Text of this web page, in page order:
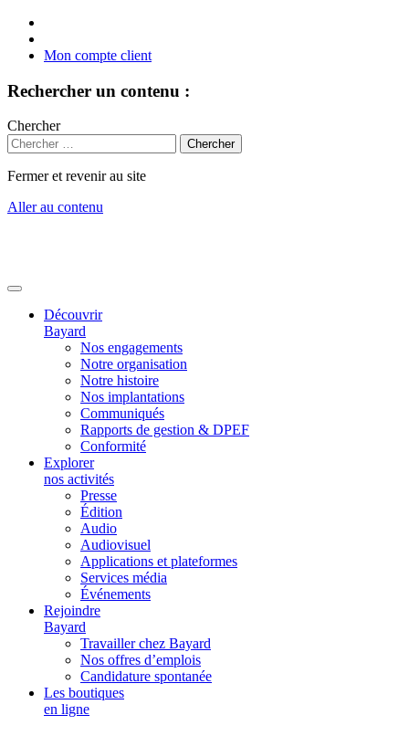
Mon compte client
Rechercher un contenu :
Chercher
Fermer et revenir au site
Aller au contenu
Découvrir
Bayard
Nos engagements
Notre organisation
Notre histoire
Nos implantations
Communiqués
Rapports de gestion & DPEF
Conformité
Explorer
nos activités
Presse
Édition
Audio
Audiovisuel
Applications et plateformes
Services média
Événements
Rejoindre
Bayard
Travailler chez Bayard
Nos offres d’emplois
Candidature spontanée
Les boutiques
en ligne